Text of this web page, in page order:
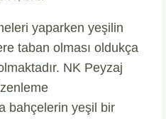
yaparken yeşilin
taban olması oldukça
NK Peyzaj
bahçelerin yeşil bir